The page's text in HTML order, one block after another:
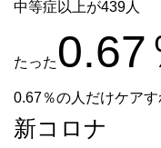
中等症以上が439人
たった 0.67
0.67％の人だけケア
新コロナ